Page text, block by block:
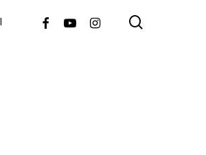
FacebookYoutubeInstagram